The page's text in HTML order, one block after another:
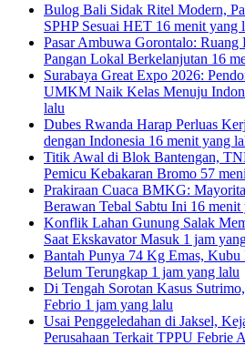
Bulog Bali Sidak Ritel Modern,
SPHP Sesuai HET 16 menit yang
Pasar Ambuwa Gorontalo: Ruang
Pangan Lokal Berkelanjutan 16
Surabaya Great Expo 2026:
UMKM Naik Kelas Menuju
lalu
Dubes Rwanda Harap Perluas
dengan Indonesia 16 menit yang
Titik Awal di Blok Bantengan,
Pemicu Kebakaran Bromo 57
Prakiraan Cuaca BMKG:
Berawan Tebal Sabtu Ini 16 menit
Konflik Lahan Gunung Salak
Saat Ekskavator Masuk 1 jam
Bantah Punya 74 Kg Emas,
Belum Terungkap 1 jam yang lalu
Di Tengah Sorotan Kasus
Febrio 1 jam yang lalu
Usai Penggeledahan di Jaksel,
Perusahaan Terkait TPPU Febrie